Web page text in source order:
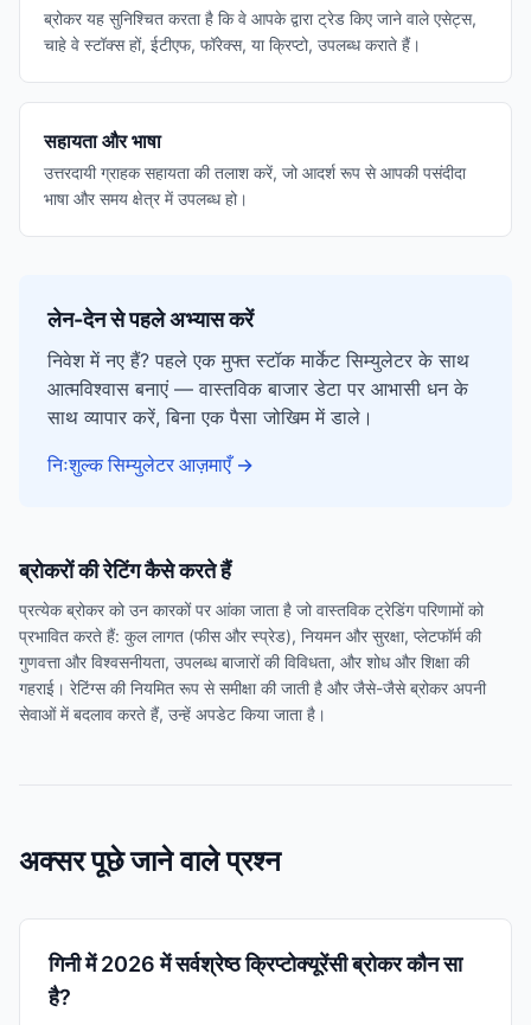
ब्रोकर यह सुनिश्चित करता है कि वे आपके द्वारा ट्रेड किए जाने वाले एसेट्स,
चाहे वे स्टॉक्स हों, ईटीएफ, फॉरेक्स, या क्रिप्टो, उपलब्ध कराते हैं।
सहायता और भाषा
उत्तरदायी ग्राहक सहायता की तलाश करें, जो आदर्श रूप से आपकी पसंदीदा
भाषा और समय क्षेत्र में उपलब्ध हो।
लेन-देन से पहले अभ्यास करें
निवेश में नए हैं? पहले एक मुफ्त स्टॉक मार्केट सिम्युलेटर के साथ
आत्मविश्वास बनाएं — वास्तविक बाजार डेटा पर आभासी धन के
साथ व्यापार करें, बिना एक पैसा जोखिम में डाले।
निःशुल्क सिम्युलेटर आज़माएँ →
ब्रोकरों की रेटिंग कैसे करते हैं
प्रत्येक ब्रोकर को उन कारकों पर आंका जाता है जो वास्तविक ट्रेडिंग परिणामों को
प्रभावित करते हैं: कुल लागत (फीस और स्प्रेड), नियमन और सुरक्षा, प्लेटफॉर्म की
गुणवत्ता और विश्वसनीयता, उपलब्ध बाजारों की विविधता, और शोध और शिक्षा की
गहराई। रेटिंग्स की नियमित रूप से समीक्षा की जाती है और जैसे-जैसे ब्रोकर अपनी
सेवाओं में बदलाव करते हैं, उन्हें अपडेट किया जाता है।
अक्सर पूछे जाने वाले प्रश्न
गिनी में 2026 में सर्वश्रेष्ठ क्रिप्टोक्यूरेंसी ब्रोकर कौन सा
है?